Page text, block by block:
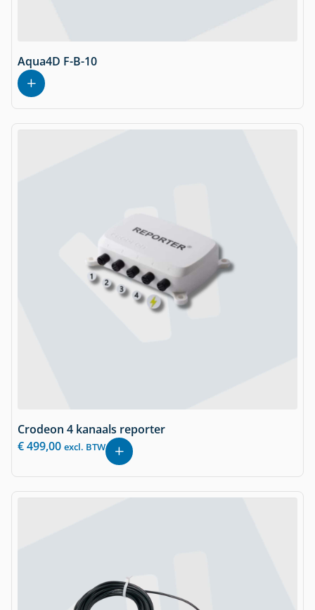
Aqua4D F-B-10
Crodeon 4 kanaals reporter
€499,00 excl. BTW